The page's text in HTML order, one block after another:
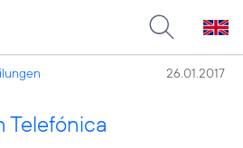
26.01.2017
Telefónica